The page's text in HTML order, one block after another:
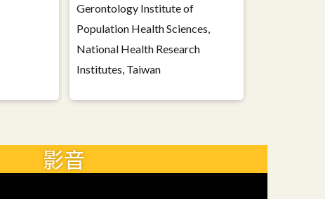
Gerontology Institute of
Population Health Sciences,
National Health Research
Institutes, Taiwan
影音